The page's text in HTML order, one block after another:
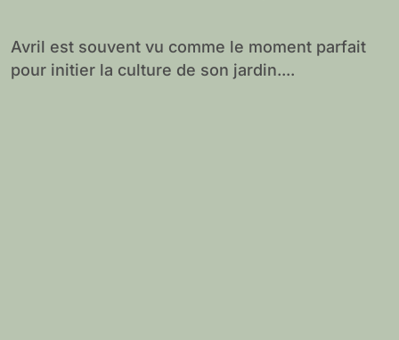
Avril est souvent vu comme le moment parfait
pour initier la culture de son jardin....